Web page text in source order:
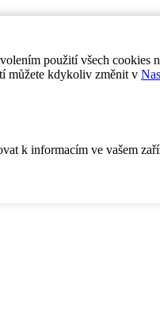
použití všech cookies
můžete kdykoliv změnit v
k informacím ve vašem